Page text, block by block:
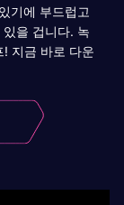
기에 부드럽고
을 겁니다. 녹
지금 바로 다운